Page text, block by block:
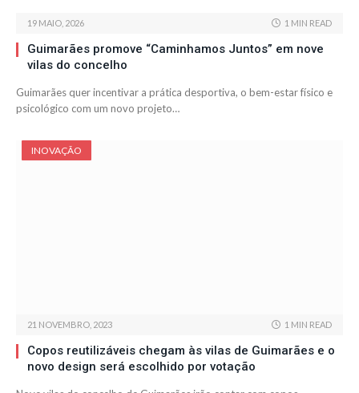
19 MAIO, 2026 1 MIN READ
Guimarães promove “Caminhamos Juntos” em nove
vilas do concelho
Guimarães quer incentivar a prática desportiva, o bem-estar físico e
psicológico com um novo projeto…
INOVAÇÃO
21 NOVEMBRO, 2023 1 MIN READ
Copos reutilizáveis chegam às vilas de Guimarães e o
novo design será escolhido por votação